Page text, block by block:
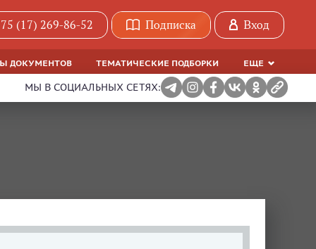
(17) 269-86-52 Подписка Вход
ДОКУМЕНТОВ ТЕМАТИЧЕСКИЕ ПОДБОРКИ ЕЩЕ
МЫ В СОЦИАЛЬНЫХ СЕТЯХ: